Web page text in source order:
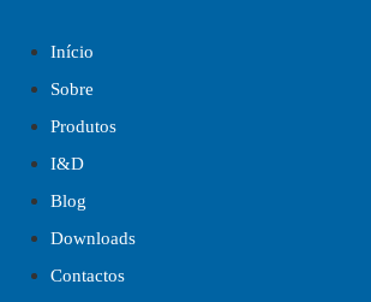
Início
Sobre
Produtos
I&D
Blog
Downloads
Contactos